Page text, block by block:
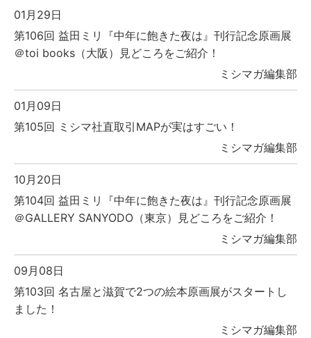
01月29日
第106回 益田ミリ『中年に飽きた夜は』刊行記念原画展
＠toi books（大阪）見どころをご紹介！
ミシマガ編集部
01月09日
第105回 ミシマ社直取引MAPが実はすごい！
ミシマガ編集部
10月20日
第104回 益田ミリ『中年に飽きた夜は』刊行記念原画展
＠GALLERY SANYODO（東京）見どころをご紹介！
ミシマガ編集部
09月08日
第103回 名古屋と滋賀で2つの絵本原画展がスタートし
ました！
ミシマガ編集部